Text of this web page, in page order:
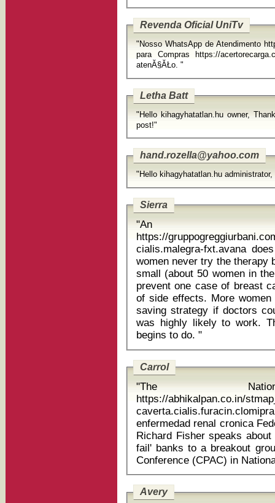
Revenda Oficial UniTv
"Nosso WhatsApp de Atendimento https://
para Compras https://acertorecarga.com/ Desde jĂĄ
atenĂ§ĂŁo. "
Letha Batt
"Hello kihagyhatatlan.hu owner,
post!"
hand.rozella@yahoo.com
"Hello kihagyhatatlan.hu
Sierra
"An
https://
cialis.malegra-fxt.avana does
women never try the therapy
small (about 50 women in
prevent one case of breast
of side effects. More
saving strategy if doctors
was highly likely to work.
begins to do. "
Carrol
"The
https://abhikalpan.co.in/
enfermedad renal cronica Federal Reserve Bank of Dallas President
Richard Fisher speaks
fail' banks to a breakout
Avery